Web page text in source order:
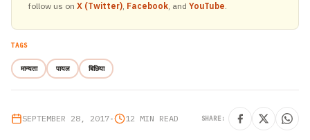
follow us on X (Twitter), Facebook, and YouTube.
TAGS
मान्यता पायल बिछिया
SEPTEMBER 28, 2017• 12 MIN READ SHARE: